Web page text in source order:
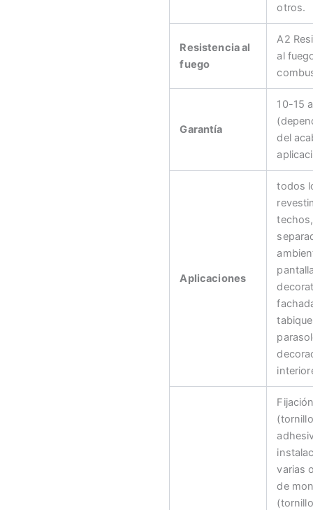
otros.
Resistencia al
fuego
A2
al
Garantía
10-15
del
Aplicaciones
todos
techos,
varias
de